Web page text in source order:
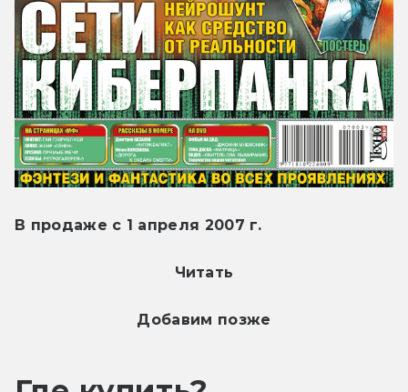
В продаже с 1 апреля 2007 г.
Читать
Добавим позже